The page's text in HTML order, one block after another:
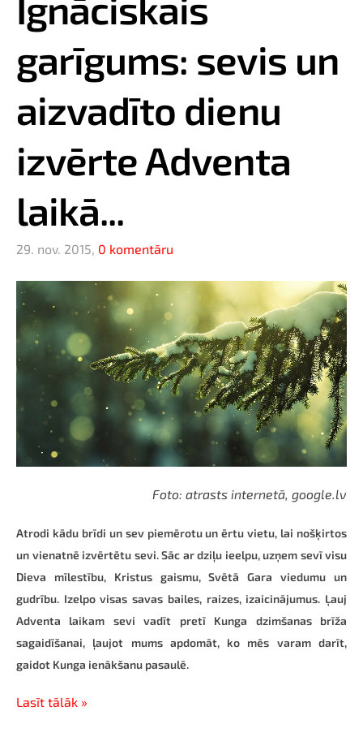
garīgums: sevis un
aizvadīto dienu
izvērte Adventa
laikā...
29. nov. 2015, 0 komentāru
Foto: atrasts internetā, google.lv
Atrodi kādu brīdi un sev piemērotu un ērtu vietu, lai nošķirtos
un vienatnē izvērtētu sevi. Sāc ar dziļu ieelpu, uzņem sevī visu
Dieva mīlestību, Kristus gaismu, Svētā Gara viedumu un
gudrību. Izelpo visas savas bailes, raizes, izaicinājumus. Ļauj
Adventa laikam sevi vadīt pretī Kunga dzimšanas brīža
sagaidīšanai, ļaujot mums apdomāt, ko mēs varam darīt,
gaidot Kunga ienākšanu pasaulē.
Lasīt tālāk »